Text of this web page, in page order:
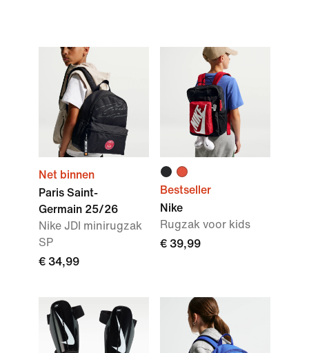
Net binnen
Paris Saint-
Germain 25/26
Nike JDI minirugzak
SP
€ 34,99
Bestseller
Nike
Rugzak voor kids
€ 39,99